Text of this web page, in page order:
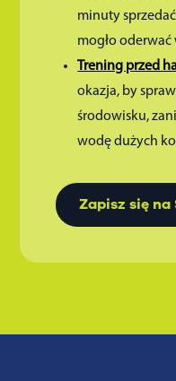
minuty
mogło oderwać
Trening przed
okazja, by
środowisku,
wodę dużych
Zapisz się